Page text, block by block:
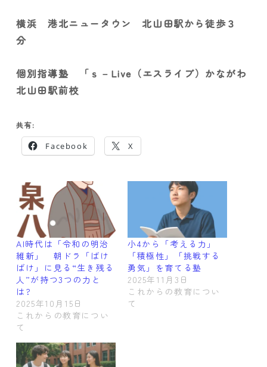
横浜 港北ニュータウン 北山田駅から徒歩３
分
個別指導塾 「ｓ－Live（エスライブ）かながわ
北山田駅前校
共有:
Facebook X
AI時代は「令和の明治
維新」 朝ドラ「ばけ
ばけ」に見る“生き残る
人”が持つ3つの力と
は?
2025年10月15日
これからの教育につい
て
小4から「考える力」
「積極性」「挑戦する
勇気」を育てる塾
2025年11月3日
これからの教育につい
て